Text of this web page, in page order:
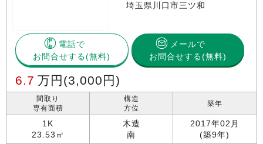
埼玉県川口市三ツ和
電話で
お問合せする
メールで
お問合せする(無料)
6.7 万円 (3,000円)
間取り
専有面積
1K
23.53㎡
構造
方位
木造
南
築年
2017年02月
(築9年)